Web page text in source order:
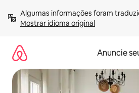
para
Mostrar idioma original
Anuncie